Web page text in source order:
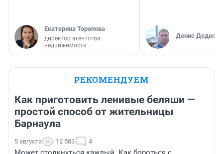
Екатерина Торопова
директор агентства
недвижимости
Денис
РЕКОМЕНДУЕМ
Как приготовить ленивые беляши —
простой способ от жительницы
Барнаула
5 августа 12 583 4